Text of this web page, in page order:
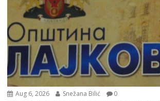
Aug 6, 2026 Snežana Bilić 0